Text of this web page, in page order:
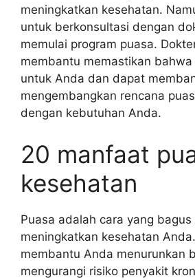
meningkatkan kesehatan.
untuk berkonsultasi dengan
memulai program puasa.
membantu memastikan bahwa
untuk Anda dan dapat
mengembangkan rencana
dengan kebutuhan Anda.
20 manfaat
kesehatan
Puasa adalah cara yang
meningkatkan kesehatan
membantu Anda menurunkan
mengurangi risiko penyakit